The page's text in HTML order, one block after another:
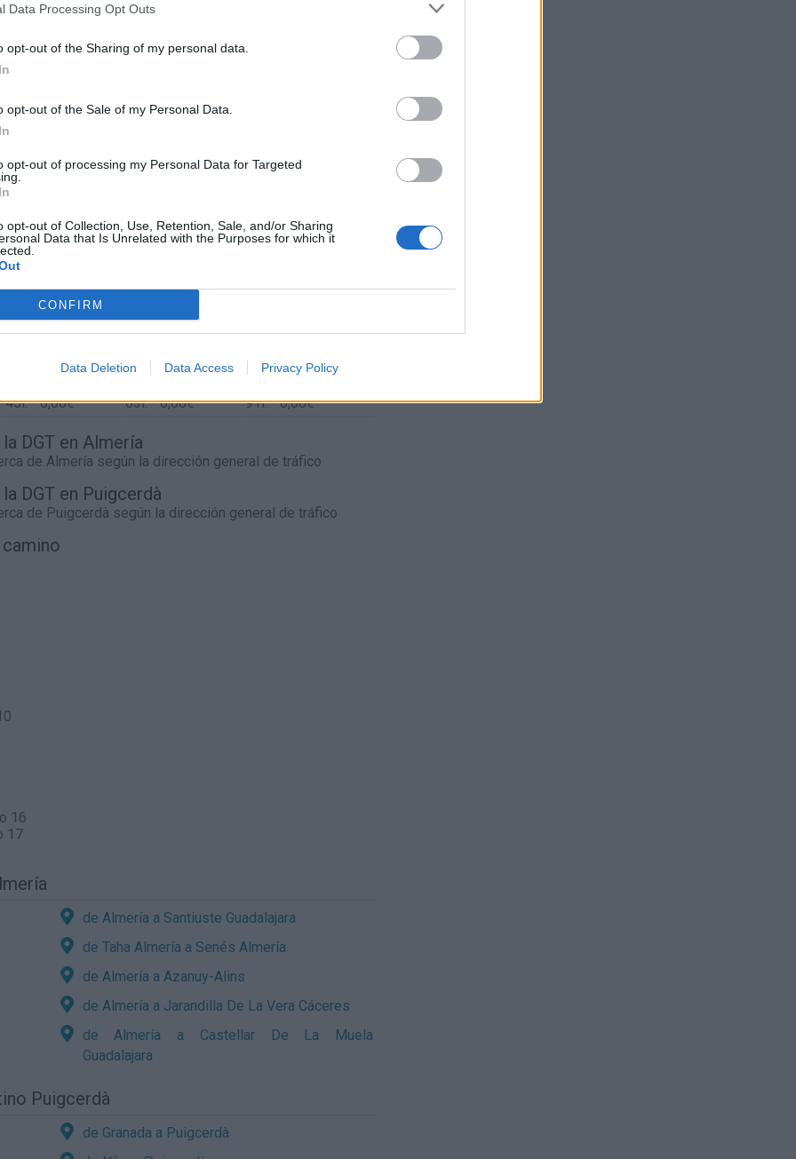
Data Processing Opt Outs
opt-out of the Sharing of my personal data.
opt-out of the Sale of my Personal Data.
opt-out of processing my Personal Data for Targeted
opt-out of Collection, Use, Retention, Sale, and/or Sharing
Data that Is Unrelated with the Purposes for which it
CONFIRM
Data Deletion Data Access Privacy Policy
y Puigcerdà
Gasto 5l/100km Gasto 7l/100km
Gasto 10l/100km
45l.- 0,00€ 63l.- 0,00€
- 0,00€ 63 - 0,00€ 91 l.- 0,00€
45l.- 0,00€ 63l.- 0,00€ 91l.- 0,00€
DGT en Almería
de Almería según la dirección general de tráfico
DGT en Puigcerdà
de Puigcerdà según la dirección general de tráfico
16
17
de Almería a Santiuste Guadalajara
de Taha Almería a Senés Almería
de Almería a Azanuy-Alins
de Almería a Jarandilla De La Vera Cáceres
de Almería a Castellar De La Muela
Guadalajara
Puigcerdà
de Granada a Puigcerdà